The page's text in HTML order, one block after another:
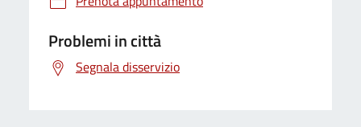
Problemi in città
Segnala disservizio